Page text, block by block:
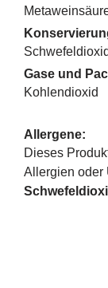
Gase und
Kohlendioxid
Allergene:
Dieses
Allergien oder